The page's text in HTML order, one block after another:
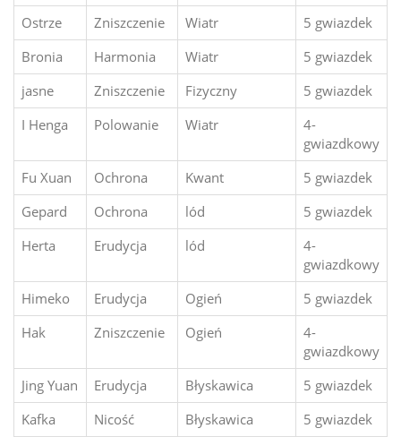
Ostrze
Zniszczenie Wiatr
5 gwiazdek
Bronia
Harmonia Wiatr
5 gwiazdek
jasne
Zniszczenie Fizyczny
5 gwiazdek
I Henga
Polowanie Wiatr
4-
gwiazdkowy
Fu Xuan
Ochrona Kwant
5 gwiazdek
Gepard
Ochrona lód
5 gwiazdek
Herta
Erudycja lód
4-
gwiazdkowy
Himeko
Erudycja Ogień
5 gwiazdek
Hak
Zniszczenie Ogień
4-
gwiazdkowy
Jing Yuan
Erudycja Błyskawica
5 gwiazdek
Kafka
Nicość Błyskawica
5 gwiazdek